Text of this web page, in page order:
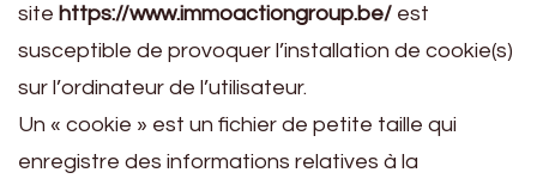
site https://www.immoactiongroup.be/ est
susceptible de provoquer l’installation de cookie(s)
sur l’ordinateur de l’utilisateur.
Un « cookie » est un fichier de petite taille qui
enregistre des informations relatives à la